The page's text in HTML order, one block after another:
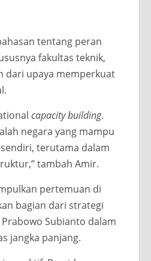
tentang peran
fakultas teknik,
dari upaya memperkuat
capacity building.
negara yang mampu
terutama dalam
tambah Amir.
pertemuan di
bagian dari strategi
Subianto dalam
jangka panjang.